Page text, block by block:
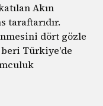
Akın
taraftarıdır.
dört gözle
beri Türkiye'de